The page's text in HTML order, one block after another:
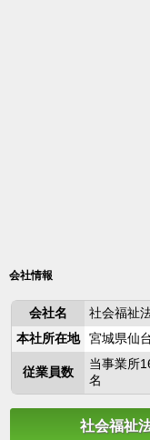
会社情報
会社名
社会福祉
本社所在地
宮城県仙
従業員数
当事業所
名
社会福祉